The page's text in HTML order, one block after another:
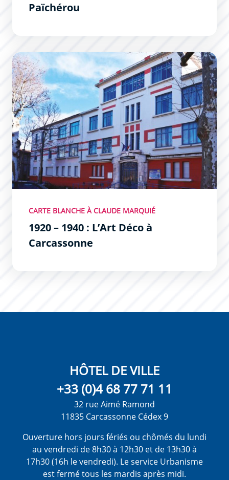
Païchérou
1920 – 1940 : L’Art Déco à Carcassonne
CARTE BLANCHE À CLAUDE MARQUIÉ
1920 – 1940 : L’Art Déco à
Carcassonne
HÔTEL DE VILLE
+33 (0)4 68 77 71 11
32 rue Aimé Ramond
11835 Carcassonne Cédex 9
Ouverture hors jours fériés ou chômés du lundi
au vendredi de 8h30 à 12h30 et de 13h30 à
17h30 (16h le vendredi). Le service Urbanisme
est fermé tous les mardis après midi.